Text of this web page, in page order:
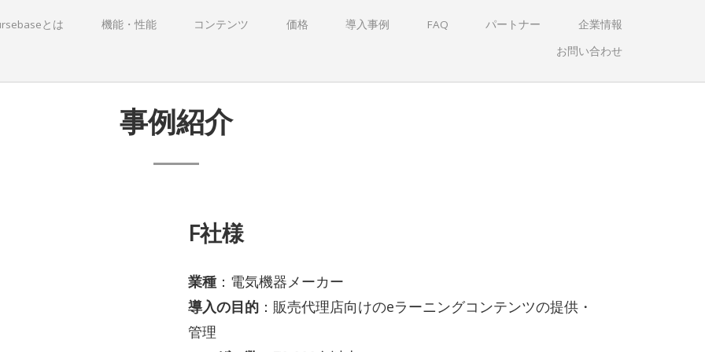
とは 機能・性能 コンテンツ 価格 導入事例 FAQ パートナー
企業情報
お問い合わせ
事例紹介
F社様
業種：電気機器メーカー
導入の目的：販売代理店向けのeラーニングコンテンツの提供・
管理